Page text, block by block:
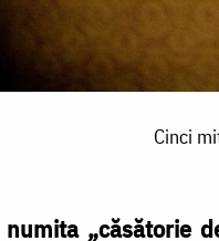
Cinci
„căsătorie